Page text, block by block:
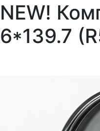
NEW!
6*139.7